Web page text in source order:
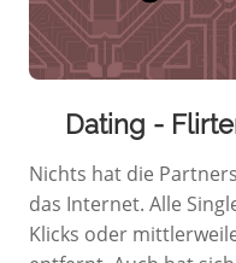
Dating -
Nichts hat die
das Internet. Alle
Klicks oder